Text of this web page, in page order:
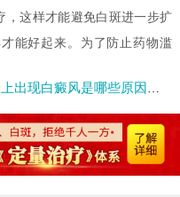
，这样才能避免白斑进一步扩
能好起来。为了防止药物滥
现白癜风是哪些原因造成的